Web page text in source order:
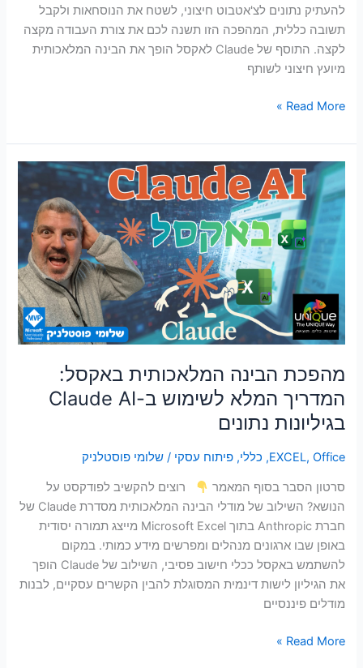
להעתיק נתונים לצ'אטבוט חיצוני, לשטח את הנוסחאות ולקבל
תשובה כללית, המהפכה הזו תשנה לכם את צורת העבודה מקצה
לקצה. התוסף של Claude לאקסל הופך את הבינה המלאכותית
מיועץ חיצוני לשותף
Read More »
מהפכת הבינה המלאכותית באקסל:
המדריך המלא לשימוש ב-Claude AI
בגיליונות נתונים
EXCEL, Office
, כללי,פיתוח עסקי /שלומי פוסטלניק
סרטון הסבר בסוף המאמר
רוצים להקשיב לפודקסט על
הנושא? השילוב של מודלי הבינה המלאכותית מסדרת Claude של
חברת Anthropic בתוך Microsoft Excel מייצג תמורה יסודית
באופן שבו ארגונים מנהלים ומפרשים מידע כמותי. במקום
להשתמש באקסל ככלי חישוב פסיבי, השילוב של Claude הופך
את הגיליון לישות דינמית המסוגלת להבין הקשרים עסקיים, לבנות
מודלים פיננסיים
מהפכת
הבינה
המלאכותית
באקסל:
המדריך
לשימוש
ב-
Claude
AI
נתונים
Read More »